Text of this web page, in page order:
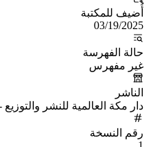
أُضيف للمكتبة
03/19/2025
حالة الفهرسة
غير مفهرس
الناشر
دار مكة العالمية للنشر والتوزيع
رقم النسخة